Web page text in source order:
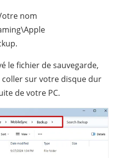
nom
le fichier de sauvegarde,
sur votre disque dur
de votre PC.